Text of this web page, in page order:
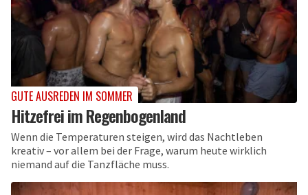
GUTE AUSREDEN IM SOMMER
Hitzefrei im Regenbogenland
Wenn die Temperaturen steigen, wird das Nachtleben
kreativ – vor allem bei der Frage, warum heute wirklich
niemand auf die Tanzfläche muss.